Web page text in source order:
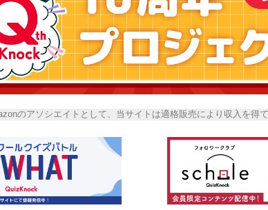
のアソシエイトとして、当サイトは適格販売により収入を得て